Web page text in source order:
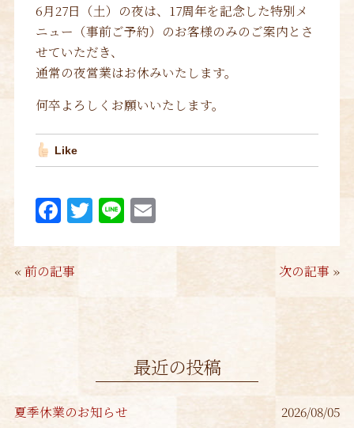
6月27日（土）の夜は、17周年を記念した特別メ
ニュー（事前ご予約）のお客様のみのご案内とさ
せていただき、
通常の夜営業はお休みいたします。
何卒よろしくお願いいたします。
Like
F
c
e
T Li E
«前の記事 次の記事 »
最近の投稿
夏季休業のお知らせ
2026/08/05